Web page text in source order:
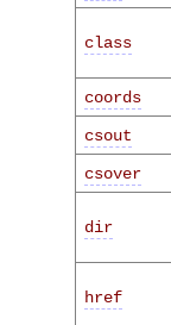
class
coords
csout
csover
dir
href